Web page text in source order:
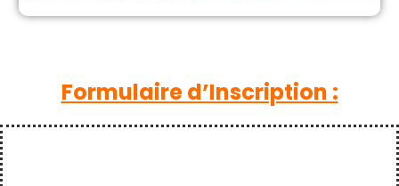
Formulaire d’Inscription :